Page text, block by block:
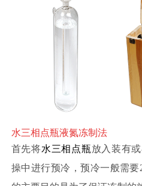
水三相点瓶液氮冻制法
首先将水三相点瓶放入装有
操中进行预冷，预冷一般需要